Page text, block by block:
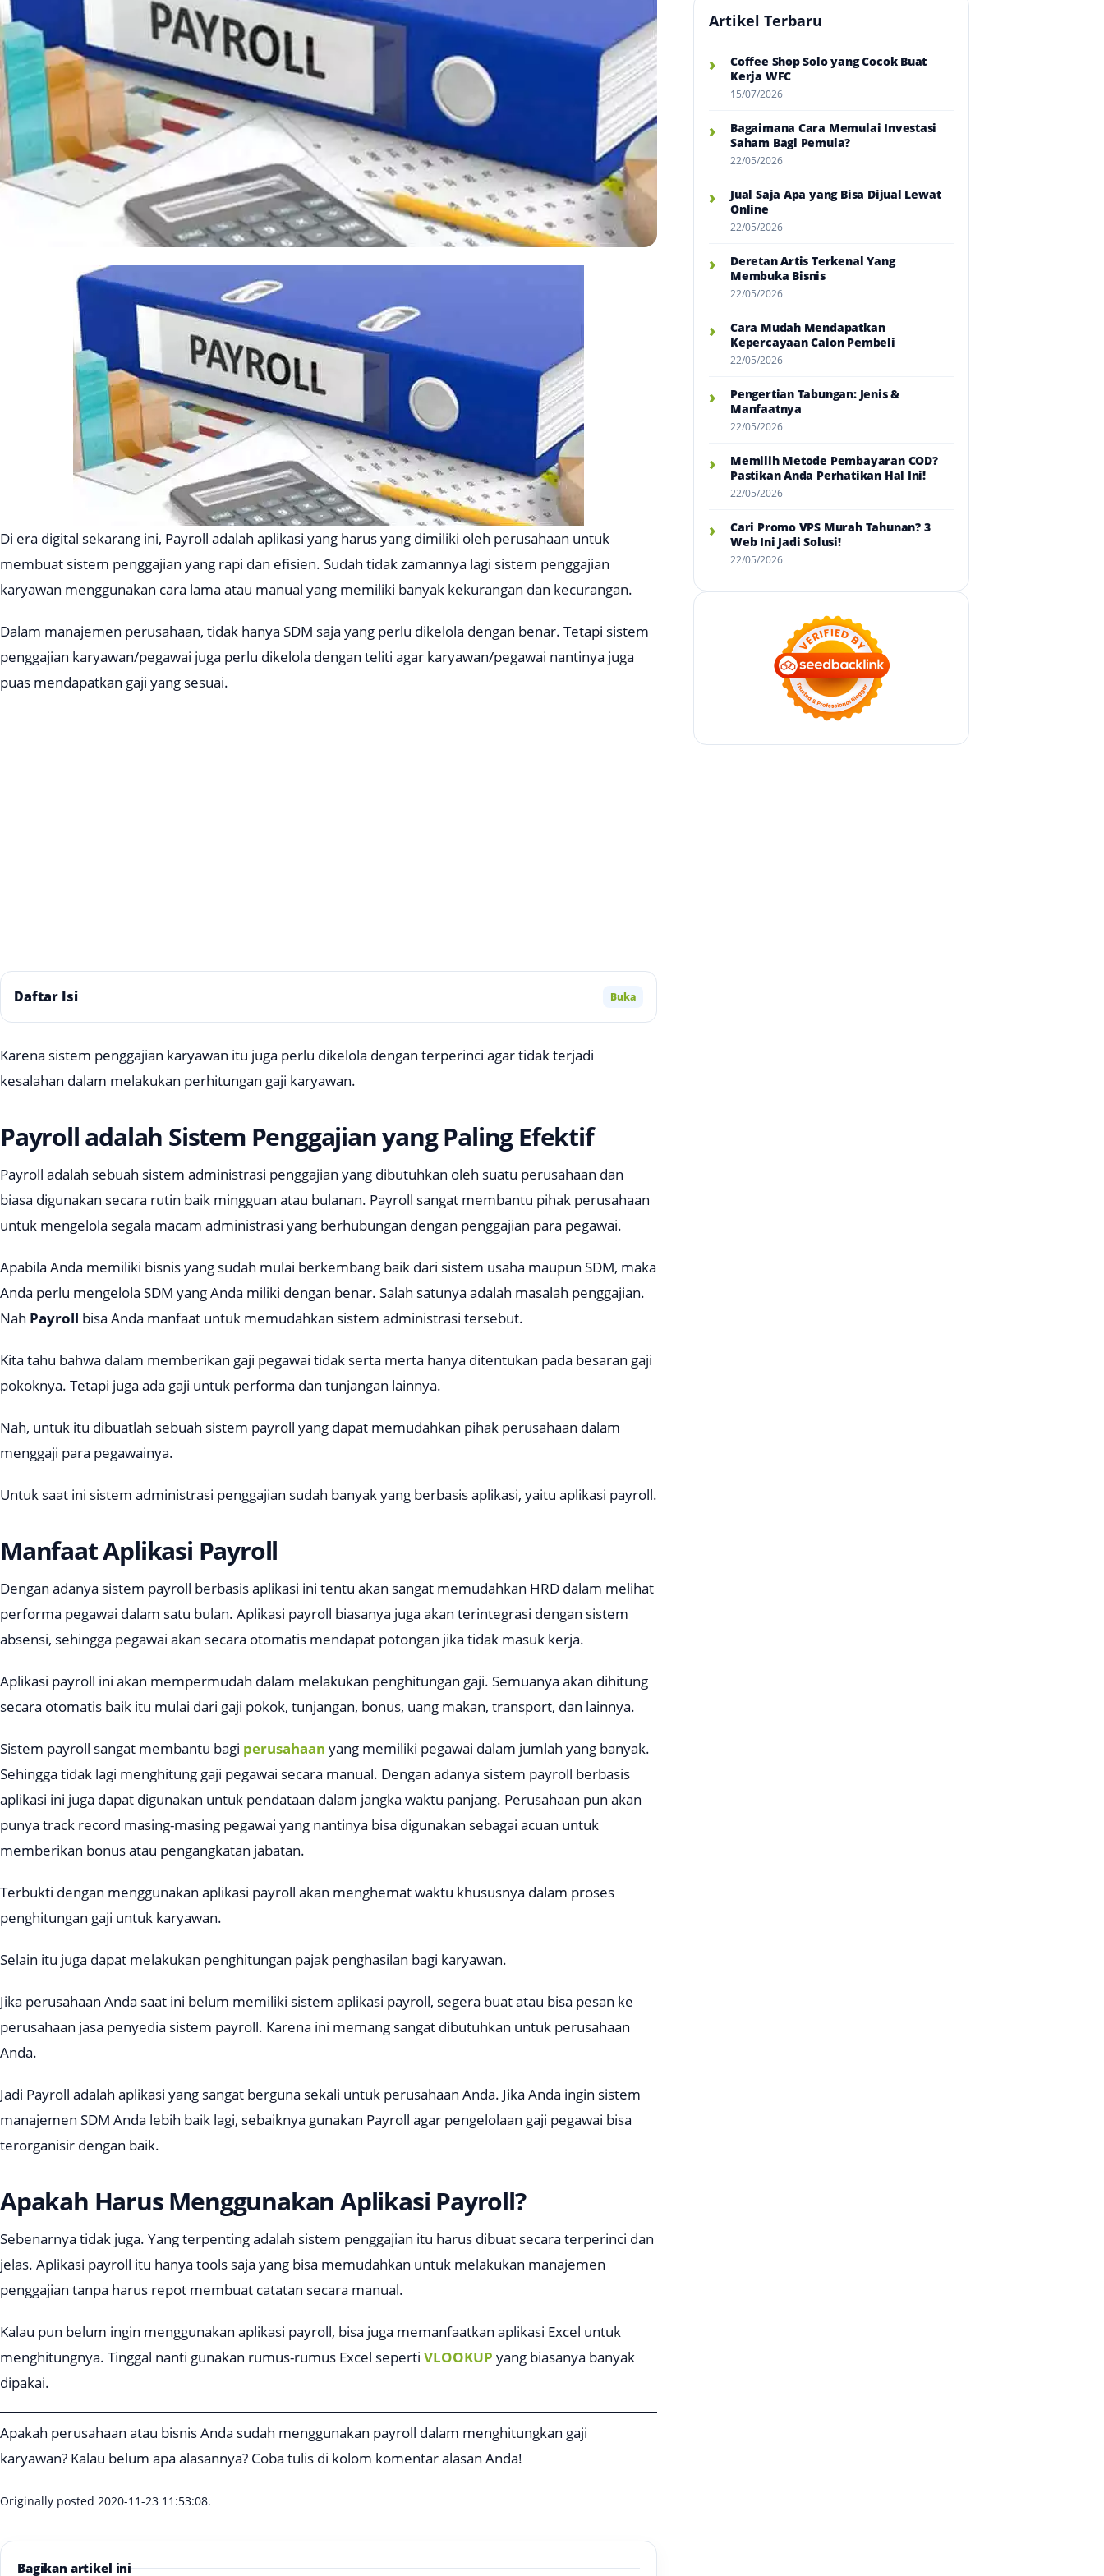
Di era digital sekarang ini, Payroll adalah aplikasi yang harus yang dimiliki oleh perusahaan untuk
membuat sistem penggajian yang rapi dan efisien. Sudah tidak zamannya lagi sistem penggajian
karyawan menggunakan cara lama atau manual yang memiliki banyak kekurangan dan kecurangan.
Dalam manajemen perusahaan, tidak hanya SDM saja yang perlu dikelola dengan benar. Tetapi sistem
penggajian karyawan/pegawai juga perlu dikelola dengan teliti agar karyawan/pegawai nantinya juga
puas mendapatkan gaji yang sesuai.
Daftar Isi Buka
Karena sistem penggajian karyawan itu juga perlu dikelola dengan terperinci agar tidak terjadi
kesalahan dalam melakukan perhitungan gaji karyawan.
Payroll adalah Sistem Penggajian yang Paling Efektif
Payroll adalah sebuah sistem administrasi penggajian yang dibutuhkan oleh suatu perusahaan dan
biasa digunakan secara rutin baik mingguan atau bulanan. Payroll sangat membantu pihak perusahaan
untuk mengelola segala macam administrasi yang berhubungan dengan penggajian para pegawai.
Apabila Anda memiliki bisnis yang sudah mulai berkembang baik dari sistem usaha maupun SDM, maka
Anda perlu mengelola SDM yang Anda miliki dengan benar. Salah satunya adalah masalah penggajian.
Nah Payroll bisa Anda manfaat untuk memudahkan sistem administrasi tersebut.
Kita tahu bahwa dalam memberikan gaji pegawai tidak serta merta hanya ditentukan pada besaran gaji
pokoknya. Tetapi juga ada gaji untuk performa dan tunjangan lainnya.
Nah, untuk itu dibuatlah sebuah sistem payroll yang dapat memudahkan pihak perusahaan dalam
menggaji para pegawainya.
Untuk saat ini sistem administrasi penggajian sudah banyak yang berbasis aplikasi, yaitu aplikasi payroll.
Manfaat Aplikasi Payroll
Dengan adanya sistem payroll berbasis aplikasi ini tentu akan sangat memudahkan HRD dalam melihat
performa pegawai dalam satu bulan. Aplikasi payroll biasanya juga akan terintegrasi dengan sistem
absensi, sehingga pegawai akan secara otomatis mendapat potongan jika tidak masuk kerja.
Aplikasi payroll ini akan mempermudah dalam melakukan penghitungan gaji. Semuanya akan dihitung
secara otomatis baik itu mulai dari gaji pokok, tunjangan, bonus, uang makan, transport, dan lainnya.
Sistem payroll sangat membantu bagi perusahaan yang memiliki pegawai dalam jumlah yang banyak.
Sehingga tidak lagi menghitung gaji pegawai secara manual. Dengan adanya sistem payroll berbasis
aplikasi ini juga dapat digunakan untuk pendataan dalam jangka waktu panjang. Perusahaan pun akan
punya track record masing-masing pegawai yang nantinya bisa digunakan sebagai acuan untuk
memberikan bonus atau pengangkatan jabatan.
Terbukti dengan menggunakan aplikasi payroll akan menghemat waktu khususnya dalam proses
penghitungan gaji untuk karyawan.
Selain itu juga dapat melakukan penghitungan pajak penghasilan bagi karyawan.
Jika perusahaan Anda saat ini belum memiliki sistem aplikasi payroll, segera buat atau bisa pesan ke
perusahaan jasa penyedia sistem payroll. Karena ini memang sangat dibutuhkan untuk perusahaan
Anda.
Jadi Payroll adalah aplikasi yang sangat berguna sekali untuk perusahaan Anda. Jika Anda ingin sistem
manajemen SDM Anda lebih baik lagi, sebaiknya gunakan Payroll agar pengelolaan gaji pegawai bisa
terorganisir dengan baik.
Apakah Harus Menggunakan Aplikasi Payroll?
Sebenarnya tidak juga. Yang terpenting adalah sistem penggajian itu harus dibuat secara terperinci dan
jelas. Aplikasi payroll itu hanya tools saja yang bisa memudahkan untuk melakukan manajemen
penggajian tanpa harus repot membuat catatan secara manual.
Kalau pun belum ingin menggunakan aplikasi payroll, bisa juga memanfaatkan aplikasi Excel untuk
menghitungnya. Tinggal nanti gunakan rumus-rumus Excel seperti VLOOKUP yang biasanya banyak
dipakai.
Apakah perusahaan atau bisnis Anda sudah menggunakan payroll dalam menghitungkan gaji
karyawan? Kalau belum apa alasannya? Coba tulis di kolom komentar alasan Anda!
Originally posted 2020-11-23 11:53:08.
Bagikan artikel ini
Artikel Terbaru
›
Coffee Shop Solo yang Cocok Buat
Kerja WFC
15/07/2026
›
Bagaimana Cara Memulai Investasi
Saham Bagi Pemula?
22/05/2026
›
Jual Saja Apa yang Bisa Dijual Lewat
Online
22/05/2026
›
Deretan Artis Terkenal Yang
Membuka Bisnis
22/05/2026
›
Cara Mudah Mendapatkan
Kepercayaan Calon Pembeli
22/05/2026
›
Pengertian Tabungan: Jenis &
Manfaatnya
22/05/2026
›
Memilih Metode Pembayaran COD?
Pastikan Anda Perhatikan Hal Ini!
22/05/2026
›
Cari Promo VPS Murah Tahunan? 3
Web Ini Jadi Solusi!
22/05/2026